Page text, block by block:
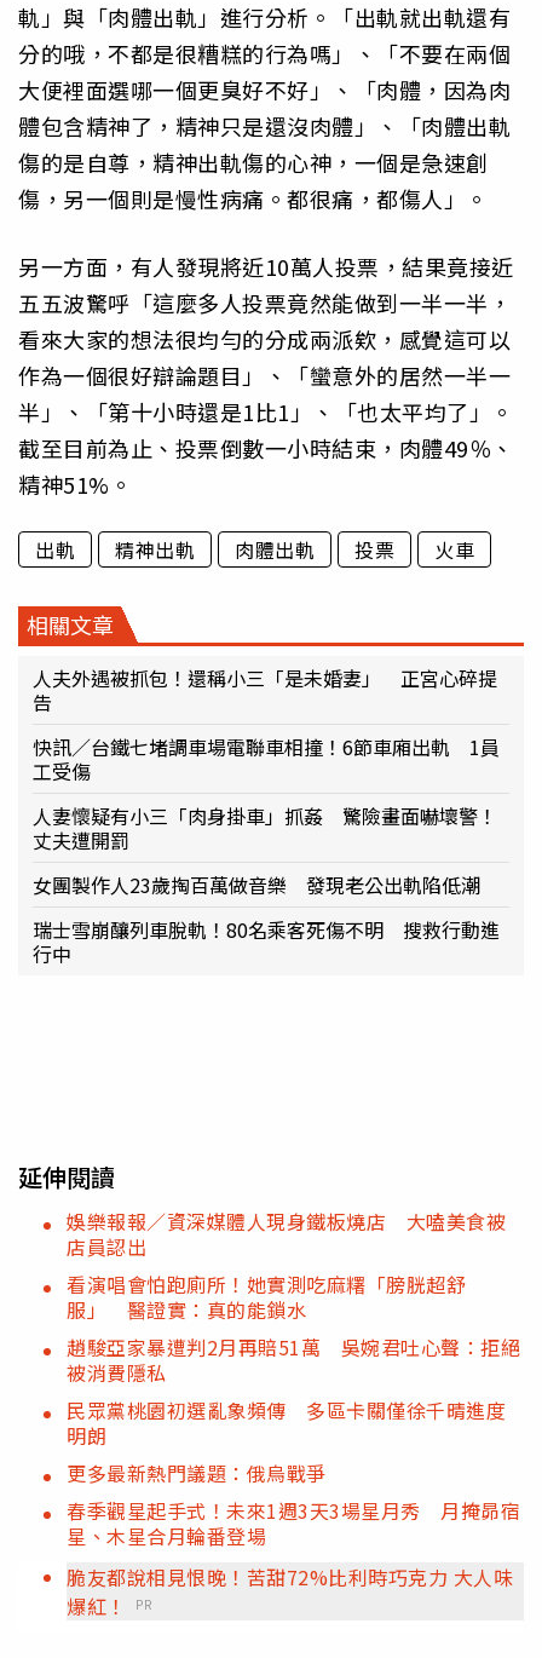
軌」與「肉體出軌」進行分析。「出軌就出軌還有
分的哦，不都是很糟糕的行為嗎」、「不要在兩個
大便裡面選哪一個更臭好不好」、「肉體，因為肉
體包含精神了，精神只是還沒肉體」、「肉體出軌
傷的是自尊，精神出軌傷的心神，一個是急速創
傷，另一個則是慢性病痛。都很痛，都傷人」。
另一方面，有人發現將近10萬人投票，結果竟接近
五五波驚呼「這麼多人投票竟然能做到一半一半，
看來大家的想法很均勻的分成兩派欸，感覺這可以
作為一個很好辯論題目」、「蠻意外的居然一半一
半」、「第十小時還是1比1」、「也太平均了」。
截至目前為止、投票倒數一小時結束，肉體49％、
精神51%。
出軌 精神出軌 肉體出軌 投票 火車
相關文章
人夫外遇被抓包！還稱小三「是未婚妻」 正宮心碎提
告
快訊／台鐵七堵調車場電聯車相撞！6節車廂出軌 1員
工受傷
人妻懷疑有小三「肉身掛車」抓姦 驚險畫面嚇壞警！
丈夫遭開罰
女團製作人23歲掏百萬做音樂 發現老公出軌陷低潮
瑞士雪崩釀列車脫軌！80名乘客死傷不明 搜救行動進
行中
延伸閱讀
娛樂報報／資深媒體人現身鐵板燒店 大嗑美食被
店員認出
看演唱會怕跑廁所！她實測吃麻糬「膀胱超舒
服」 醫證實：真的能鎖水
趙駿亞家暴遭判2月再賠51萬 吳婉君吐心聲：拒絕
被消費隱私
民眾黨桃園初選亂象頻傳 多區卡關僅徐千晴進度
明朗
更多最新熱門議題：俄烏戰爭
春季觀星起手式！未來1週3天3場星月秀 月掩昴宿
星、木星合月輪番登場
脆友都說相見恨晚！苦甜72%比利時巧克力 大人味
爆紅！
PR